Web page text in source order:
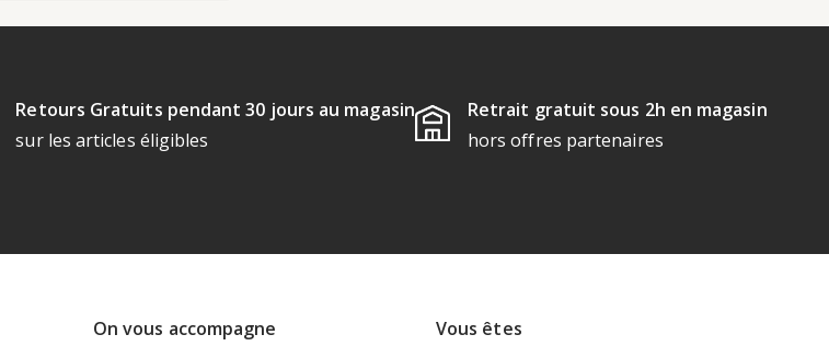
Retours Gratuits pendant 30 jours au magasin
sur les articles éligibles
Retrait gratuit sous 2h en magasin
hors offres partenaires
On vous accompagne Vous êtes